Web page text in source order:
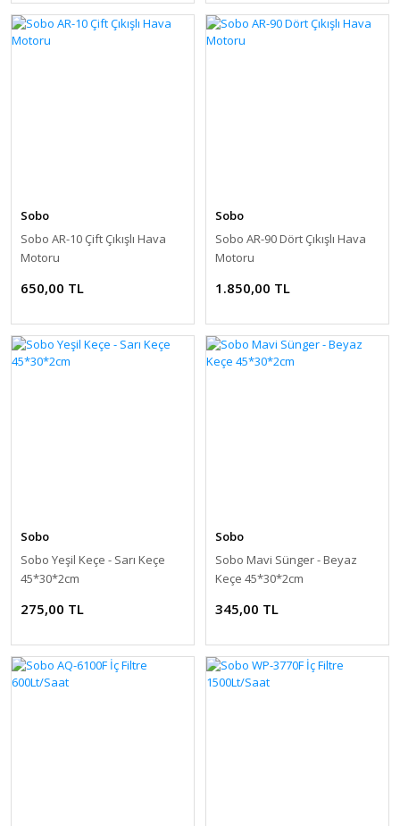
Sobo
Sobo AR-10 Çift Çıkışlı Hava
Motoru
650,00 TL
Sobo
Sobo AR-90 Dört Çıkışlı Hava
Motoru
1.850,00 TL
Sobo
Sobo Yeşil Keçe - Sarı Keçe
45*30*2cm
275,00 TL
Sobo
Sobo Mavi Sünger - Beyaz
Keçe 45*30*2cm
345,00 TL